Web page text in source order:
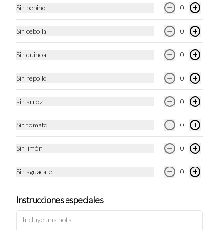
Conócenos
Términos y condiciones
Política de privacidad
Redes sociales
Mi cuenta
Sin pepino 0
Sin cebolla 0
Sin quinoa 0
Sin repollo 0
sin arroz 0
Sin tomate 0
Sin limón 0
Sin aguacate 0
Instrucciones especiales